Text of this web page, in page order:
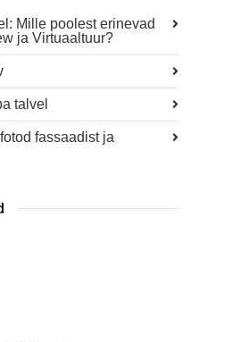
Mille poolest erinevad
ja Virtuaaltuur?
talvel
fassaadist ja